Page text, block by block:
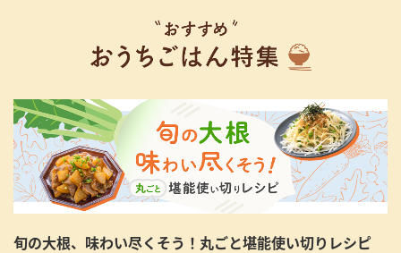
旬の大根、味わい尽くそう！丸ごと堪能使い切りレシピ